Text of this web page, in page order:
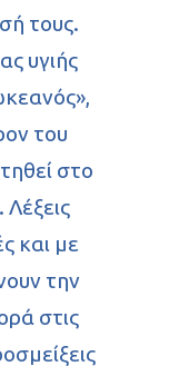
τους.
υγιής
του
στο
και με
την
στις